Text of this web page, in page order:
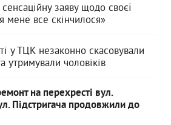
заяву щодо своєї
мене все скінчилося»
у ТЦК незаконно скасовували
утримували чоловіків
на перехресті вул.
Підстригача продовжили до